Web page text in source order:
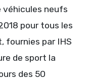
neufs
pour tous les
fournies par IHS
de sport la
des 50